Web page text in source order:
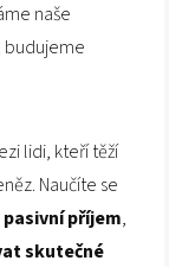
naše
budujeme
lidi, kteří těží
Naučíte se
příjem,
skutečné